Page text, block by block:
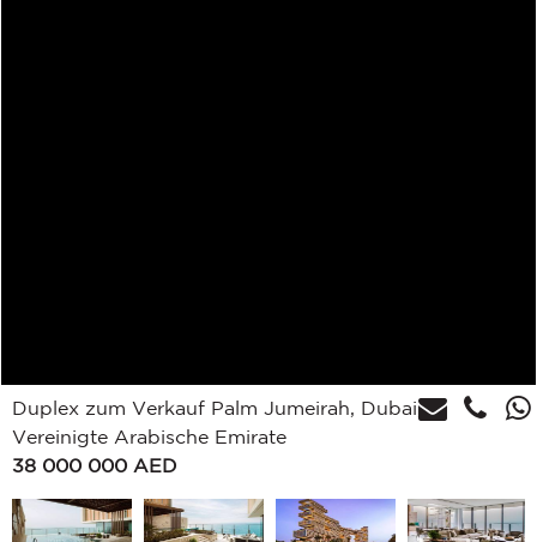
Duplex zum Verkauf Palm Jumeirah, Dubai,
Vereinigte Arabische Emirate
38 000 000 AED